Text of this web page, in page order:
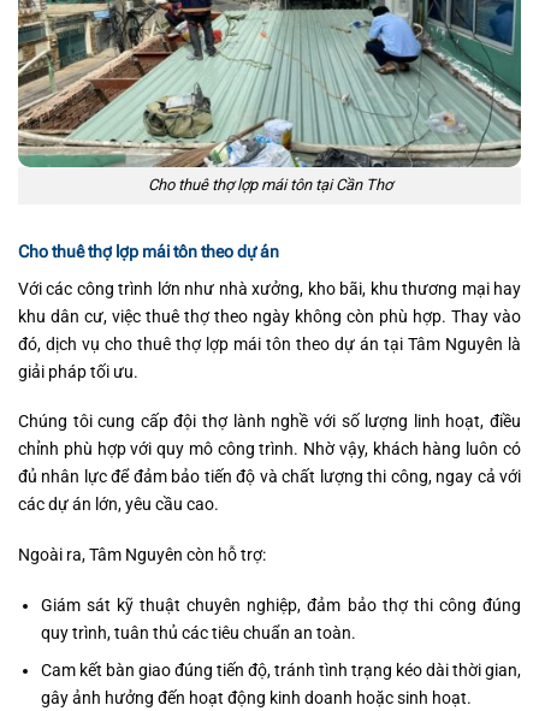
Cho thuê thợ lợp mái tôn tại Cần Thơ
Cho thuê thợ lợp mái tôn theo dự án
Với các công trình lớn như nhà xưởng, kho bãi, khu thương mại hay
khu dân cư, việc thuê thợ theo ngày không còn phù hợp. Thay vào
đó, dịch vụ cho thuê thợ lợp mái tôn theo dự án tại Tâm Nguyên là
giải pháp tối ưu.
Chúng tôi cung cấp đội thợ lành nghề với số lượng linh hoạt, điều
chỉnh phù hợp với quy mô công trình. Nhờ vậy, khách hàng luôn có
đủ nhân lực để đảm bảo tiến độ và chất lượng thi công, ngay cả với
các dự án lớn, yêu cầu cao.
Ngoài ra, Tâm Nguyên còn hỗ trợ:
Giám sát kỹ thuật chuyên nghiệp, đảm bảo thợ thi công đúng
quy trình, tuân thủ các tiêu chuẩn an toàn.
Cam kết bàn giao đúng tiến độ, tránh tình trạng kéo dài thời gian,
gây ảnh hưởng đến hoạt động kinh doanh hoặc sinh hoạt.